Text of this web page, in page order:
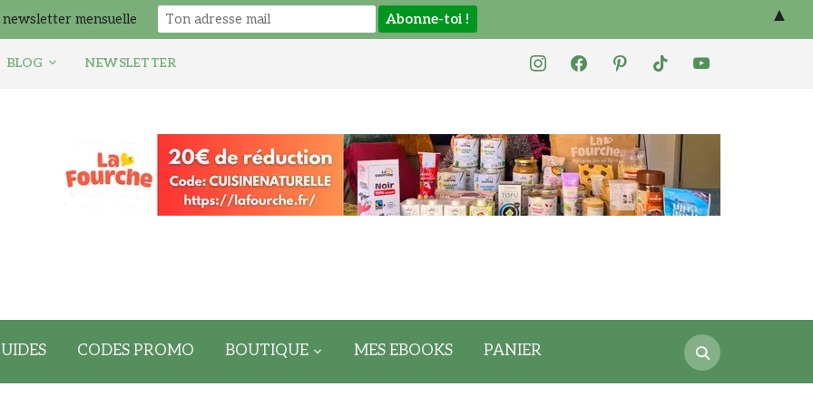
instagramfacebookpinteresttiktok youtube
BLOG NEWSLETTER
Search
for:
CODES PROMO BOUTIQUE MES EBOOKS PANIER
newsletter mensuelle ▲